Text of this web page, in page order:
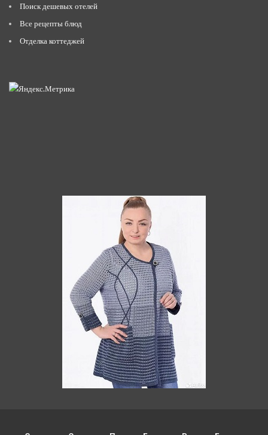
Поиск дешевых отелей
Все рецепты блюд
Отделка коттеджей